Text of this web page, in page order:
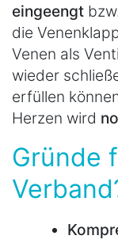
eingeengt
die
Venen als
wieder
erfüllen
Herzen wird
Gründe